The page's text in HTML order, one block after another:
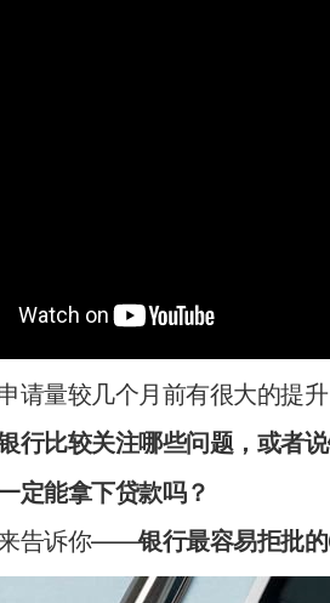
请量较几个月前有很大的提升
行比较关注哪些问题，或者
定能拿下贷款吗？
来告诉你——银行最容易拒批